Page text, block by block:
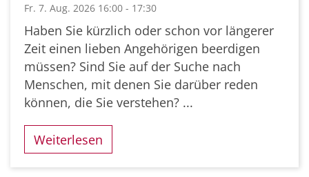
Fr. 7. Aug. 2026 16:00 - 17:30
Haben Sie kürzlich oder schon vor längerer
Zeit einen lieben Angehörigen beerdigen
müssen? Sind Sie auf der Suche nach
Menschen, mit denen Sie darüber reden
können, die Sie verstehen? ...
Weiterlesen